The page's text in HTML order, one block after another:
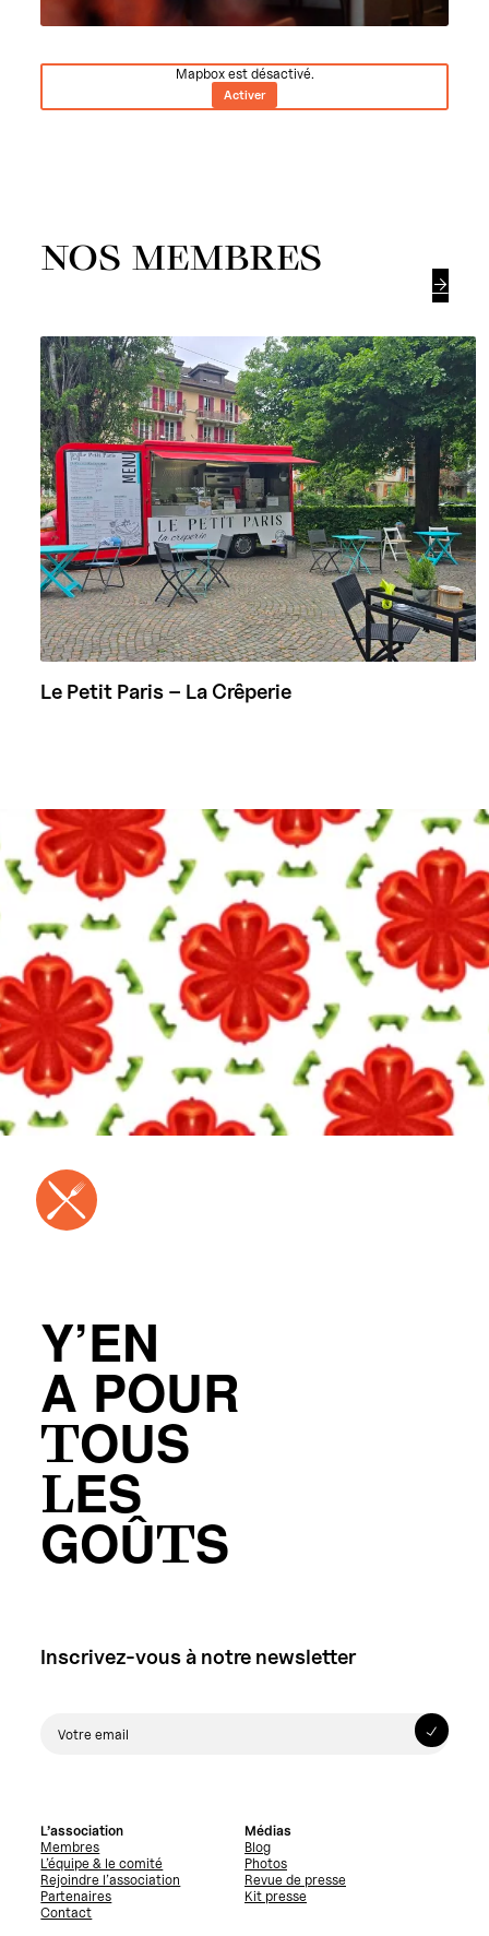
Mapbox est désactivé.
Activer
NOS MEMBRES

Le Petit Paris – La Crêperie
Y’EN
A POUR
TOUS
LES
GOÛTS
Inscrivez-vous à notre newsletter
L’association
Membres
L’équipe & le comité
Rejoindre l’association
Partenaires
Contact
Médias
Blog
Photos
Revue de presse
Kit presse